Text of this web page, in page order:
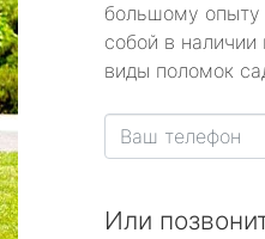
большому опыту
собой в
виды поломок
Или